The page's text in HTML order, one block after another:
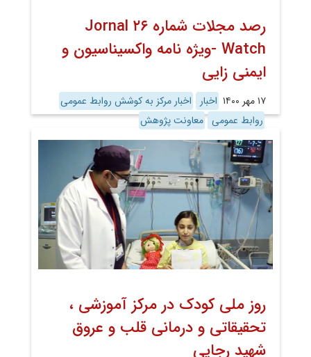
رصد مجلات شماره ۲۶ Jornal
Watch -ویژه نامه واکسیناسیون و
ایمنی زایی
۱۷ مهر ۱۴۰۰ اخبار
اخبار مرکز به کوشش روابط عمومی
روابط عمومی معاونت پژوهش
روز ملی کودک در مرکز آموزشی ،
تحقیقاتی و درمانی قلب و عروق
شهید رجایی